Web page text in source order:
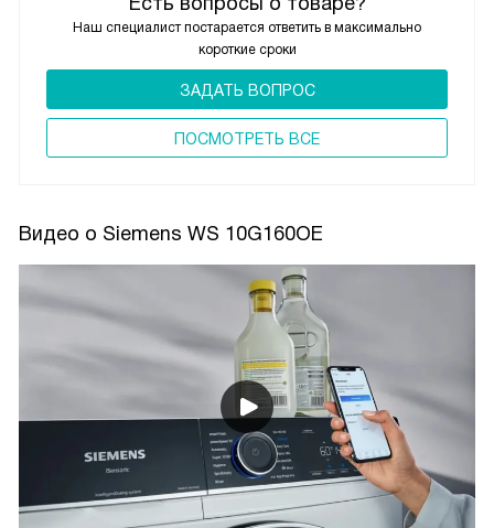
Наш специалист постарается ответить в максимально
короткие сроки
ЗАДАТЬ ВОПРОС
ПОCМОТРЕТЬ ВСЕ
Видео о Siemens WS 10G160OE